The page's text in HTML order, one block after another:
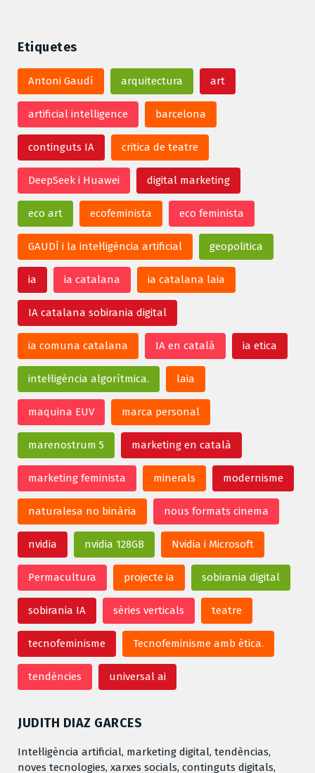
Etiquetes
Antoni Gaudí arquitectura art
artificial intelligence barcelona
continguts IA critica de teatre
DeepSeek i Huawei digital marketing
eco art ecofeminista eco feminista
GAUDÍ i la intel·ligència artificial geopolitica
ia ia catalana ia catalana laia
IA catalana sobirania digital
ia comuna catalana IA en català ia etica
intel·ligència algorítmica. laia
maquina EUV marca personal
marenostrum 5 marketing en català
marketing feminista minerals modernisme
naturalesa no binària nous formats cinema
nvidia nvidia 128GB Nvidia i Microsoft
Permacultura projecte ia sobirania digital
sobirania IA sèries verticals teatre
tecnofeminisme Tecnofeminisme amb ètica.
tendències universal ai
JUDITH DIAZ GARCES
Intel·ligència artificial, marketing digital, tendèncias,
noves tecnologies, xarxes socials, continguts digitals,